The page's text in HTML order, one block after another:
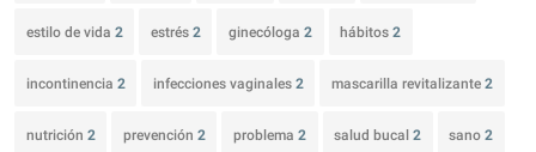
estilo de vida 2 estrés 2 ginecóloga 2 hábitos2
incontinencia 2 infecciones vaginales 2 mascarilla revitalizante 2
nutrición 2 prevención 2 problema 2 salud bucal2 sano2